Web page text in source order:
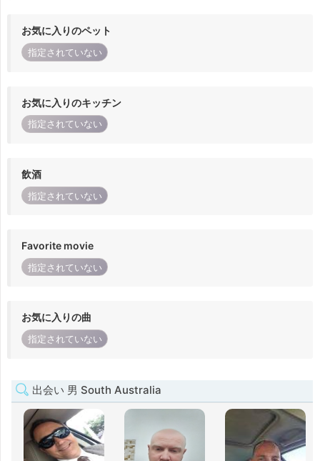
お気に入りのペット
指定されていない
お気に入りのキッチン
指定されていない
飲酒
指定されていない
Favorite movie
指定されていない
お気に入りの曲
指定されていない
出会い 男 South Australia